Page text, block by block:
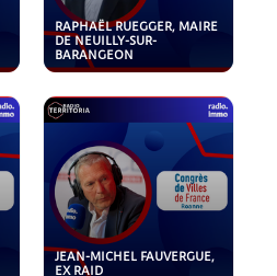
RAPHAËL RUEGGER, MAIRE
DE NEUILLY-SUR-
BARANGEON
JEAN-MICHEL FAUVERGUE,
EX RAID